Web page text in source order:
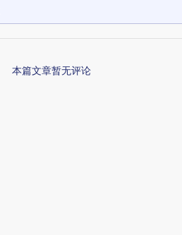
本篇文章暂无评论